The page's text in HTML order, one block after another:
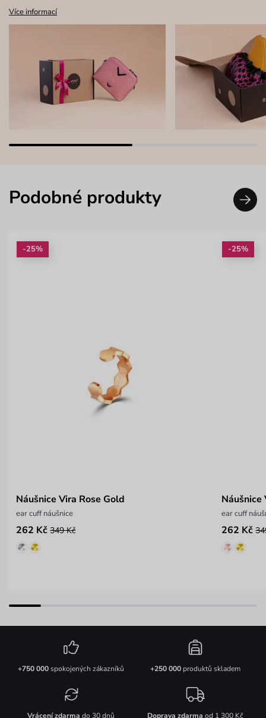
Více informací
Podobné produkty
-25%
Náušnice Vira Rose Gold
ear cuff náušnice
262 Kč 349 Kč
-25%
Náušnice
ear cuff
262 Kč
+750 000spokojených zákazníků +250 000produktů skladem
Vrácení zdarma do 30 dnů Doprava zdarma od 1 300 Kč